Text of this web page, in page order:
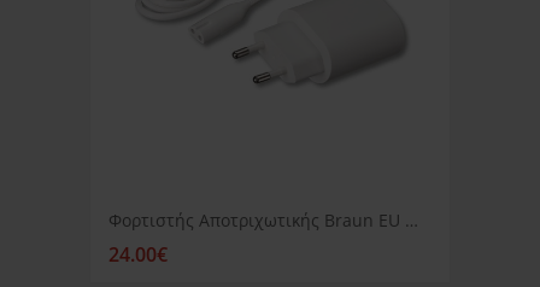
Φορτιστής Αποτριχωτικής Braun EU White
24.00€